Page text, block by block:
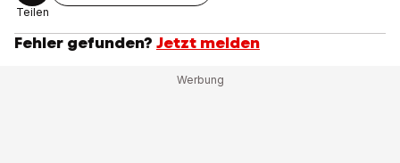
Teilen
Fehler gefunden? Jetzt melden